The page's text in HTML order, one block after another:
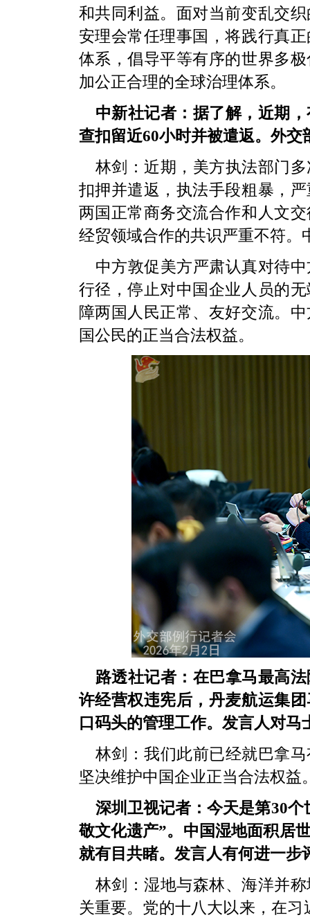
和共同利益。面对当前变乱交
安理会常任理事国，将践行真
体系，倡导平等有序的世界多
加公正合理的全球治理体系。
中新社记者：据了解，近期
查扣留近60小时并被遣返。外交
林剑：近期，美方执法部门
扣押并遣返，执法手段粗暴，
两国正常商务交流合作和人文
经贸领域合作的共识严重不符。
中方敦促美方严肃认真对待
行径，停止对中国企业人员的
障两国人民正常、友好交流。
国公民的正当合法权益。
路透社记者：在巴拿马最高
许经营权违宪后，丹麦航运集
口码头的管理工作。发言人对马
林剑：我们此前已经就巴拿
坚决维护中国企业正当合法权益
深圳卫视记者：今天是第30
敬文化遗产”。中国湿地面积居
就有目共睹。发言人有何进一步
林剑：湿地与森林、海洋并
关重要。党的十八大以来，在